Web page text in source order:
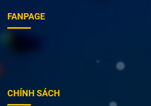
FANPAGE
CHÍNH SÁCH